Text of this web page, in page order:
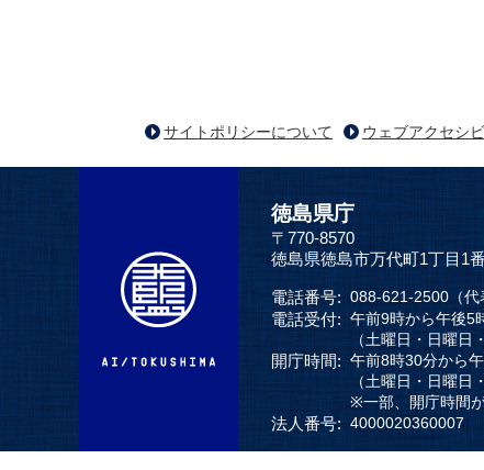
サイトポリシーについて ウェブアクセシ
徳島県庁
〒770-8570
徳島県徳島市万代町1丁目1
電話番号: 088-621-2500（代
電話受付: 午前9時から午後5
（土曜日・日曜日
開庁時間: 午前8時30分から
（土曜日・日曜日
※一部、開庁時間
法人番号: 4000020360007